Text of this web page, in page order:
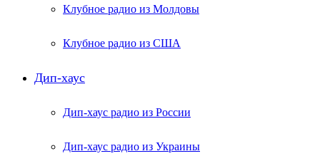
Клубное радио из Молдовы
Клубное радио из США
Дип-хаус
Дип-хаус радио из России
Дип-хаус радио из Украины